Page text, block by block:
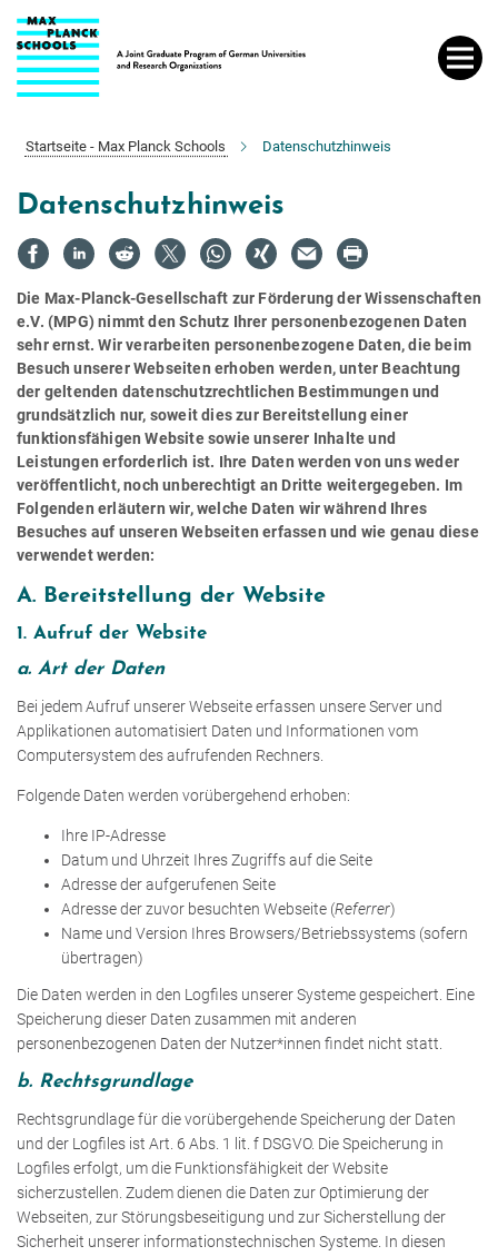
Hauptinhalt
Startseite - Max Planck Schools Datenschutzhinweis
Datenschutzhinweis
Die Max-Planck-Gesellschaft zur Förderung der Wissenschaften
e.V. (MPG) nimmt den Schutz Ihrer personenbezogenen Daten
sehr ernst. Wir verarbeiten personenbezogene Daten, die beim
Besuch unserer Webseiten erhoben werden, unter Beachtung
der geltenden datenschutzrechtlichen Bestimmungen und
grundsätzlich nur, soweit dies zur Bereitstellung einer
funktionsfähigen Website sowie unserer Inhalte und
Leistungen erforderlich ist. Ihre Daten werden von uns weder
veröffentlicht, noch unberechtigt an Dritte weitergegeben. Im
Folgenden erläutern wir, welche Daten wir während Ihres
Besuches auf unseren Webseiten erfassen und wie genau diese
verwendet werden:
A. Bereitstellung der Website
1. Aufruf der Website
a. Art der Daten
Bei jedem Aufruf unserer Webseite erfassen unsere Server und
Applikationen automatisiert Daten und Informationen vom
Computersystem des aufrufenden Rechners.
Folgende Daten werden vorübergehend erhoben:
Ihre IP-Adresse
Datum und Uhrzeit Ihres Zugriffs auf die Seite
Adresse der aufgerufenen Seite
Adresse der zuvor besuchten Webseite (Referrer)
Name und Version Ihres Browsers/Betriebssystems (sofern
übertragen)
Die Daten werden in den Logfiles unserer Systeme gespeichert. Eine
Speicherung dieser Daten zusammen mit anderen
personenbezogenen Daten der Nutzer*innen findet nicht statt.
b. Rechtsgrundlage
Rechtsgrundlage für die vorübergehende Speicherung der Daten
und der Logfiles ist Art. 6 Abs. 1 lit. f DSGVO. Die Speicherung in
Logfiles erfolgt, um die Funktionsfähigkeit der Website
sicherzustellen. Zudem dienen die Daten zur Optimierung der
Webseiten, zur Störungsbeseitigung und zur Sicherstellung der
Sicherheit unserer informationstechnischen Systeme. In diesen